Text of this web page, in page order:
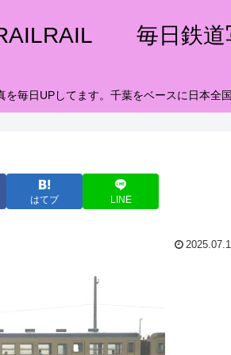
毎日鉄道
を毎日UPしてます。千葉をベースに日本全
はてブ LINE